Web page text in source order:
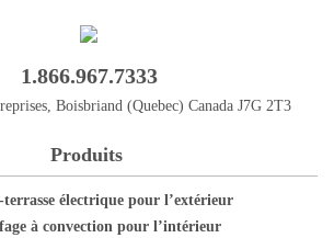
1.866.967.7333
Boisbriand (Quebec) Canada J7G 2T3
Produits
électrique pour l’extérieur
à convection pour l’intérieur